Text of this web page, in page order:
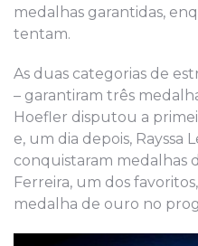
medalhas garantidas,
tentam.
As duas categorias de
– garantiram três
Hoefler disputou a
e, um dia depois, Rayssa
conquistaram medalhas
Ferreira, um dos
medalha de ouro no